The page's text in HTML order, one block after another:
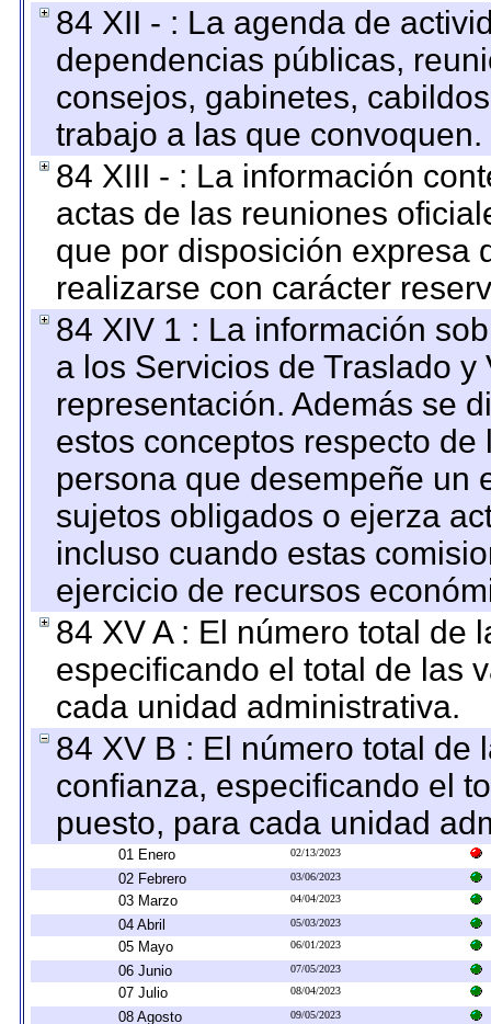
84 XII - : La agenda de
dependencias públicas,
consejos, gabinetes,
trabajo a las que convoquen.
84 XIII - : La información
actas de las reuniones
que por disposición expresa
realizarse con carácter
84 XIV 1 : La información
a los Servicios de Traslado
representación. Además se
estos conceptos respecto
persona que desempeñe un
sujetos obligados o ejerza
incluso cuando estas
ejercicio de recursos
84 XV A : El número total de
especificando el total de las
cada unidad administrativa.
84 XV B : El número total de
confianza, especificando el
puesto, para cada unidad
01 Enero 02/13/2023
02 Febrero 03/06/2023
03 Marzo 04/04/2023
04 Abril 05/03/2023
05 Mayo 06/01/2023
06 Junio 07/05/2023
07 Julio 08/04/2023
08 Agosto 09/05/2023